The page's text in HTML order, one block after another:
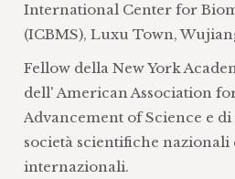
International Center for
(ICBMS), Luxu Town,
Fellow della New York
dell' American Association
Advancement of Science e
società scientifiche nazionali
internazionali.